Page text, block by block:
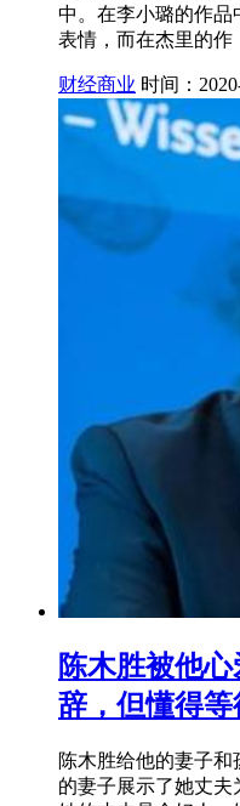
中。在李小璐的作品
表情，而在杰里的作
财经商业 时间：
陈木胜被他
辞，但懂得等
陈木胜给他的妻子和
的妻子展示了她丈